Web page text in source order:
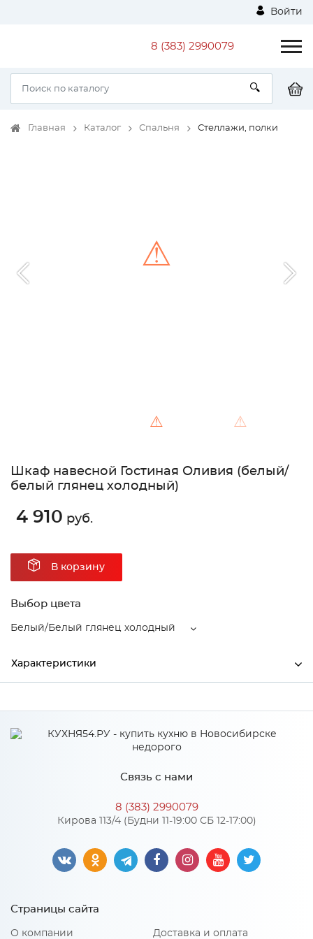
Войти
8 (383) 2990079
Главная Каталог Спальня Стеллажи, полки
⚠ ⚠
⚠
Шкаф навесной Гостиная Оливия (белый/
белый глянец холодный)
4 910 руб.
В корзину
Выбор цвета
Белый/Белый глянец холодный
Характеристики
Белый/Белый глянец
холодный
ЛДСП
Количество упаковок: 3
Материал 2: МДФ
Связь с нами
8 (383) 2990079
Кирова 113/4 (Будни 11-19:00 СБ 12-17:00)
Страницы сайта
О компании Доставка и оплата